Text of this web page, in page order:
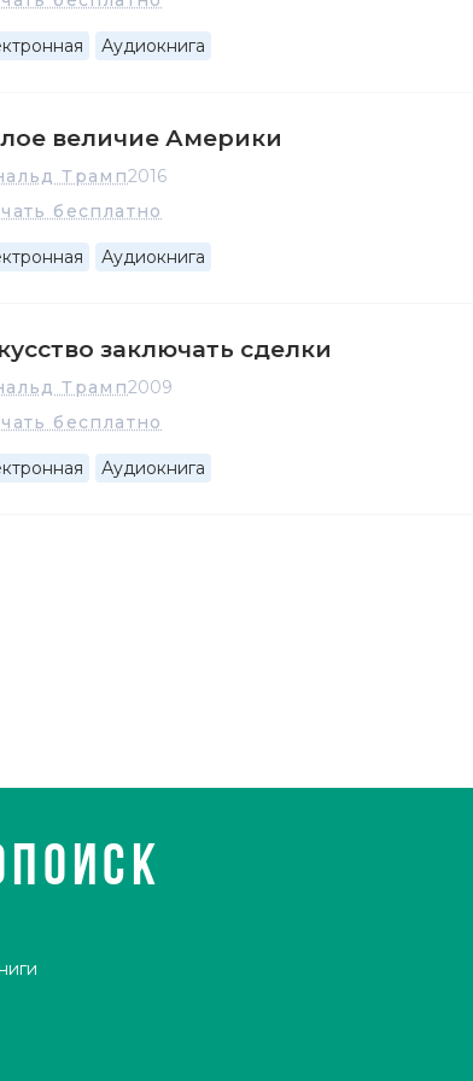
Аудиокнига
величие Америки
Трамп2016
бесплатно
Аудиокнига
заключать сделки
Трамп2009
бесплатно
Аудиокнига